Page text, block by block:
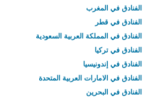
الفنادق في المغرب
الفنادق في قطر
الفنادق في المملكة العربية السعودية
الفنادق في تركيا
الفنادق في إندونيسيا
الفنادق في الامارات العربية المتحدة
الفنادق في البحرين